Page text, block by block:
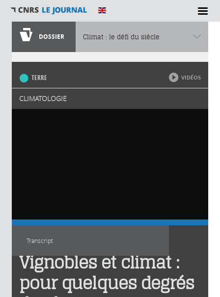
DOSSIER Climat : le défi du siècle
Vous êtes ici
TERRE
CLIMATOLOGIE
VIDÉOS
Vignobles et climat :
pour quelques degrés
Transcript